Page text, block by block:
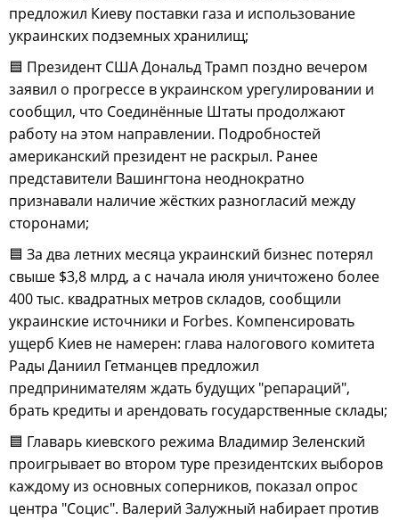
предложил Киеву поставки газа и использование
украинских подземных хранилищ;
🟦 Президент США Дональд Трамп поздно вечером
заявил о прогрессе в украинском урегулировании и
сообщил, что Соединённые Штаты продолжают
работу на этом направлении. Подробностей
американский президент не раскрыл. Ранее
представители Вашингтона неоднократно
признавали наличие жёстких разногласий между
сторонами;
🟦 За два летних месяца украинский бизнес потерял
свыше $3,8 млрд, а с начала июля уничтожено более
400 тыс. квадратных метров складов, сообщили
украинские источники и Forbes. Компенсировать
ущерб Киев не намерен: глава налогового комитета
Рады Даниил Гетманцев предложил
предпринимателям ждать будущих "репараций",
брать кредиты и арендовать государственные склады;
🟦 Главарь киевского режима Владимир Зеленский
проигрывает во втором туре президентских выборов
каждому из основных соперников, показал опрос
центра "Социс". Валерий Залужный набирает против